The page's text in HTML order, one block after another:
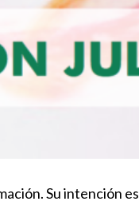
Su intención es